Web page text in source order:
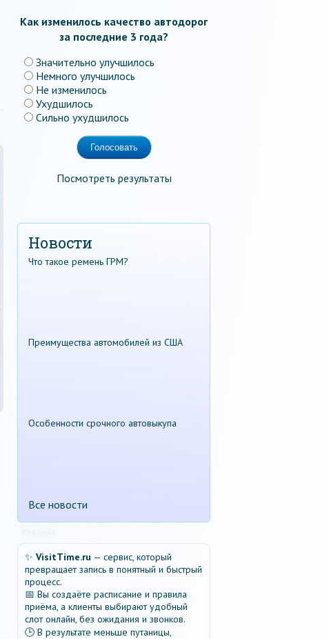
Как изменилось качество автодорог
за последние 3 года?
Значительно улучшилось
Немного улучшилось
Не изменилось
Ухудшилось
Сильно ухудшилось
Посмотреть результаты
Новости
Что такое ремень ГРМ?
Преимущества автомобилей из США
Особенности срочного автовыкупа
Все новости
✨ VisitTime.ru — сервис, который
превращает запись в понятный и быстрый
процесс.
📅 Вы создаёте расписание и правила
приёма, а клиенты выбирают удобный
слот онлайн, без ожидания и звонков.
🕒 В результате меньше путаницы,